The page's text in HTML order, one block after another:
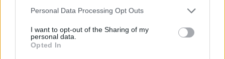
Personal Data Processing Opt Outs
I want to opt-out of the Sharing of my
personal data.
Opted In
înțeleagă și pentru care să aibe resursele necesare
spre a și-l asuma, au nevoie de explicații clare și de
garanții credibile.